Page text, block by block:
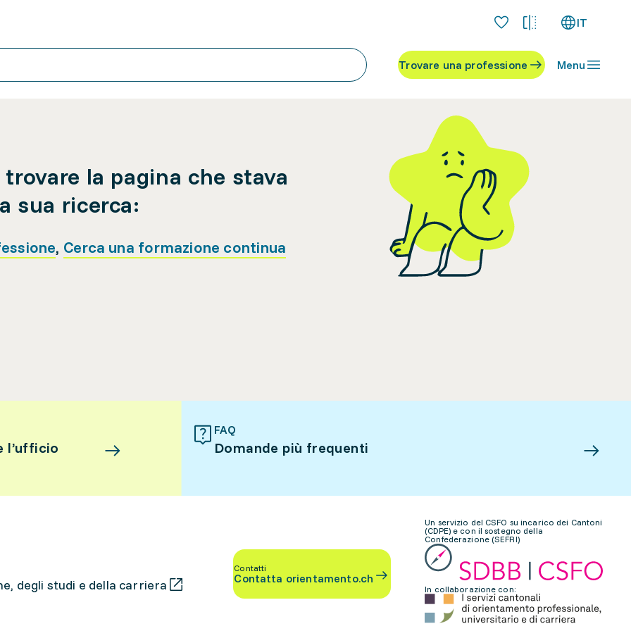
IT
Trovare una professione Menu
la pagina che stava
sua ricerca:
, Cerca una formazione continua
l’ufficio
FAQ
Domande più frequenti
degli studi e della carriera
Contatti
Contatta orientamento.ch
Un servizio del CSFO su incarico dei Cantoni
(CDPE) e con il sostegno della
Confederazione (SEFRI)
In collaborazione con: